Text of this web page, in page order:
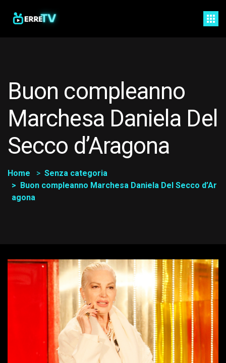
Buon compleanno
Marchesa Daniela Del
Secco d’Aragona
Home
Senza categoria
Buon compleanno Marchesa Daniela Del Secco d’Ar
agona